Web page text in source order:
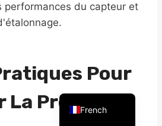
performances du capteur et
Pour
Précision
French
Chinese
Vietnamese